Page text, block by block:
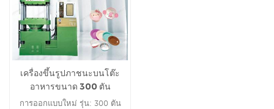
เครื่องขึ้นรูปภาชนะบนโต๊ะ
อาหารขนาด 300 ตัน
ประสิทธิภาพสูง
การออกแบบใหม่ รุ่น: 300 ตัน